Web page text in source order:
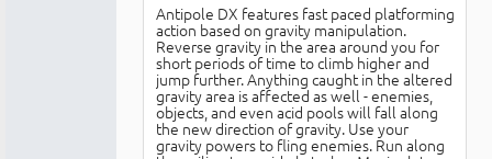
Antipole DX features fast paced platforming
action based on gravity manipulation.
Reverse gravity in the area around you for
short periods of time to climb higher and
jump further. Anything caught in the altered
gravity area is affected as well - enemies,
objects, and even acid pools will fall along
the new direction of gravity. Use your
gravity powers to fling enemies. Run along